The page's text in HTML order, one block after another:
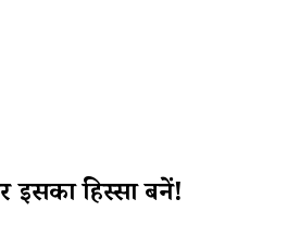
हिस्सा बनें!